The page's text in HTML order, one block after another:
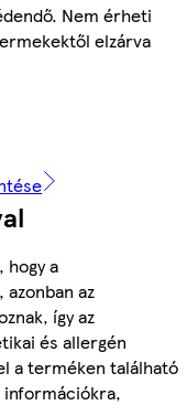
Nem érheti
elzárva
hogy a
az
így az
és allergén
a terméken található
információkra,